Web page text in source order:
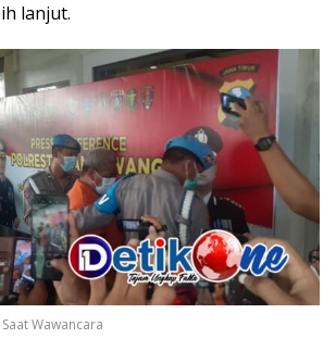
lanjut.
Wawancara